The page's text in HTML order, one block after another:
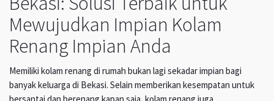
Mewujudkan Impian Kolam
Renang Impian Anda
Memiliki kolam renang di rumah bukan lagi sekadar impian bagi
banyak keluarga di Bekasi. Selain memberikan kesempatan untuk